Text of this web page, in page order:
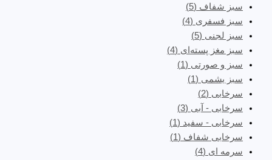
سبز شفاف (5)
سبز فسفری (4)
سبز لجنی (5)
سبز مغز پسته‌ای (4)
سبز و صورتی (1)
سبز یشمی (1)
سرخابی (2)
سرخابی - آبی (3)
سرخابی - سفید (1)
سرخابی شفاف (1)
سرمه ای (4)